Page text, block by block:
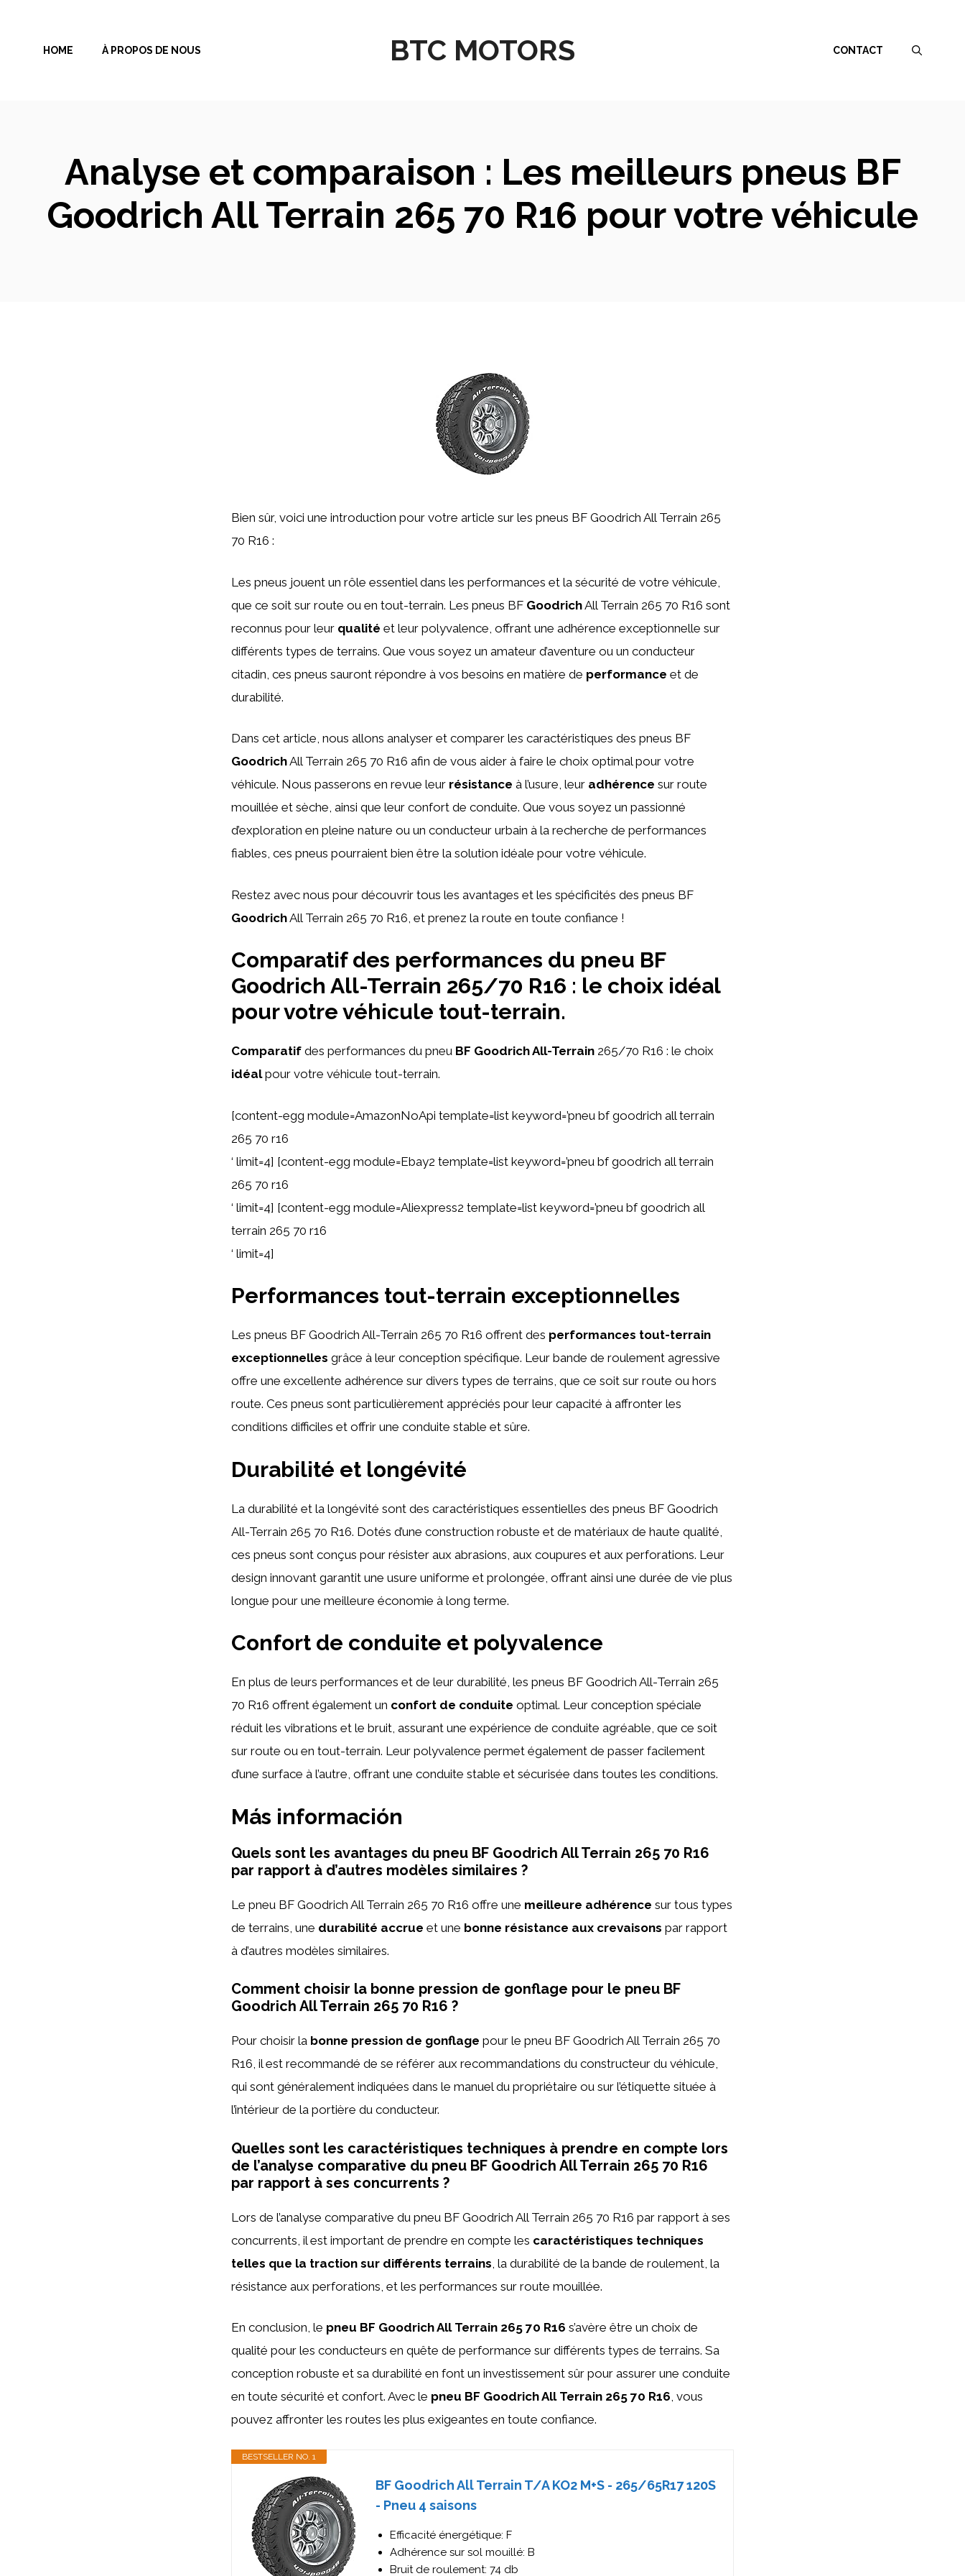
contenu
BTC MOTORS
HOME À PROPOS DE NOUS CONTACT
Analyse et comparaison : Les meilleurs pneus BF
Goodrich All Terrain 265 70 R16 pour votre véhicule
Bien sûr, voici une introduction pour votre article sur les pneus BF Goodrich All Terrain 265
70 R16 :
Les pneus jouent un rôle essentiel dans les performances et la sécurité de votre véhicule,
que ce soit sur route ou en tout-terrain. Les pneus BF GoodrichAll Terrain 265 70 R16 sont
reconnus pour leur qualité et leur polyvalence, offrant une adhérence exceptionnelle sur
différents types de terrains. Que vous soyez un amateur d’aventure ou un conducteur
citadin, ces pneus sauront répondre à vos besoins en matière de performance et de
durabilité.
Dans cet article, nous allons analyser et comparer les caractéristiques des pneus BF
GoodrichAll Terrain 265 70 R16 afin de vous aider à faire le choix optimal pour votre
véhicule. Nous passerons en revue leur résistance à l’usure, leur adhérence sur route
mouillée et sèche, ainsi que leur confort de conduite. Que vous soyez un passionné
d’exploration en pleine nature ou un conducteur urbain à la recherche de performances
fiables, ces pneus pourraient bien être la solution idéale pour votre véhicule.
Restez avec nous pour découvrir tous les avantages et les spécificités des pneus BF
GoodrichAll Terrain 265 70 R16, et prenez la route en toute confiance !
Comparatif des performances du pneu BF
Goodrich All-Terrain 265/70 R16 : le choix idéal
pour votre véhicule tout-terrain.
Comparatif des performances du pneu BF Goodrich All-Terrain 265/70 R16 : le choix
idéalpour votre véhicule tout-terrain.
[content-egg module=AmazonNoApi template=list keyword=’pneu bf goodrich all terrain
265 70 r16
‘ limit=4] [content-egg module=Ebay2 template=list keyword=’pneu bf goodrich all terrain
265 70 r16
‘ limit=4] [content-egg module=Aliexpress2 template=list keyword=’pneu bf goodrich all
terrain 265 70 r16
‘ limit=4]
Performances tout-terrain exceptionnelles
Les pneus BF Goodrich All-Terrain 265 70 R16 offrent des performances tout-terrain
exceptionnelles grâce à leur conception spécifique. Leur bande de roulement agressive
offre une excellente adhérence sur divers types de terrains, que ce soit sur route ou hors
route. Ces pneus sont particulièrement appréciés pour leur capacité à affronter les
conditions difficiles et offrir une conduite stable et sûre.
Durabilité et longévité
La durabilité et la longévité sont des caractéristiques essentielles des pneus BF Goodrich
All-Terrain 265 70 R16. Dotés d’une construction robuste et de matériaux de haute qualité,
ces pneus sont conçus pour résister aux abrasions, aux coupures et aux perforations. Leur
design innovant garantit une usure uniforme et prolongée, offrant ainsi une durée de vie plus
longue pour une meilleure économie à long terme.
Confort de conduite et polyvalence
En plus de leurs performances et de leur durabilité, les pneus BF Goodrich All-Terrain 265
70 R16 offrent également un confort de conduite optimal. Leur conception spéciale
réduit les vibrations et le bruit, assurant une expérience de conduite agréable, que ce soit
sur route ou en tout-terrain. Leur polyvalence permet également de passer facilement
d’une surface à l’autre, offrant une conduite stable et sécurisée dans toutes les conditions.
Más información
Quels sont les avantages du pneu BF Goodrich All Terrain 265 70 R16
par rapport à d’autres modèles similaires ?
Le pneu BF Goodrich All Terrain 265 70 R16 offre une meilleure adhérence sur tous types
de terrains, une durabilité accrue et une bonne résistance aux crevaisons par rapport
à d’autres modèles similaires.
Comment choisir la bonne pression de gonflage pour le pneu BF
Goodrich All Terrain 265 70 R16 ?
Pour choisir la bonne pression de gonflage pour le pneu BF Goodrich All Terrain 265 70
R16, il est recommandé de se référer aux recommandations du constructeur du véhicule,
qui sont généralement indiquées dans le manuel du propriétaire ou sur l’étiquette située à
l’intérieur de la portière du conducteur.
Quelles sont les caractéristiques techniques à prendre en compte lors
de l’analyse comparative du pneu BF Goodrich All Terrain 265 70 R16
par rapport à ses concurrents ?
Lors de l’analyse comparative du pneu BF Goodrich All Terrain 265 70 R16 par rapport à ses
concurrents, il est important de prendre en compte les caractéristiques techniques
telles que la traction sur différents terrains , la durabilité de la bande de roulement, la
résistance aux perforations, et les performances sur route mouillée.
En conclusion, le pneu BF Goodrich All Terrain 265 70 R16 s’avère être un choix de
qualité pour les conducteurs en quête de performance sur différents types de terrains. Sa
conception robuste et sa durabilité en font un investissement sûr pour assurer une conduite
en toute sécurité et confort. Avec le pneu BF Goodrich All Terrain 265 70 R16, vous
pouvez affronter les routes les plus exigeantes en toute confiance.
BESTSELLER NO. 1
BF Goodrich All Terrain T/A KO2 M+S - 265/65R17 120S
- Pneu 4 saisons
Efficacité énergétique: F
Adhérence sur sol mouillé: B
Bruit de roulement: 74 db